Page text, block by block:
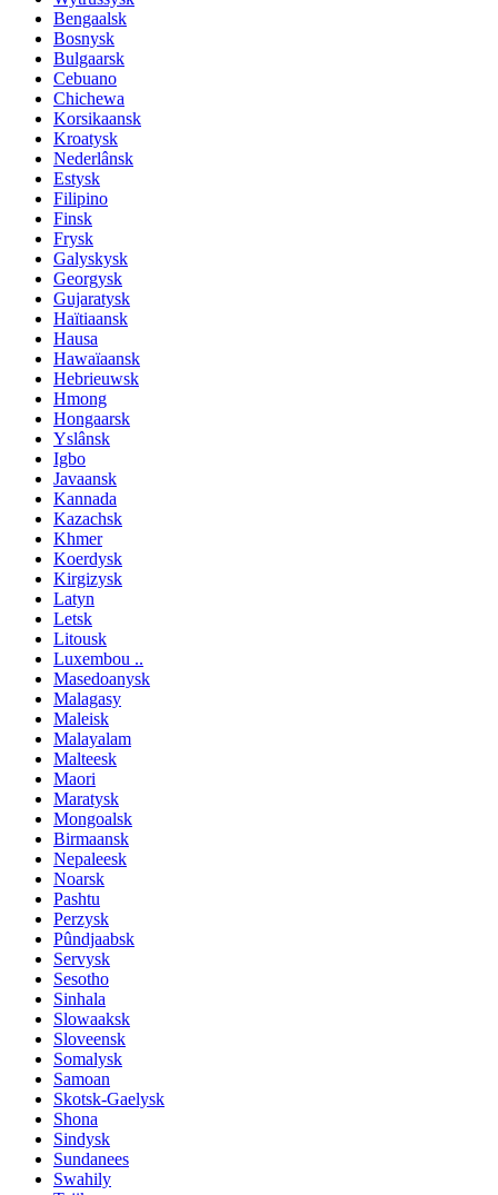
Bengaalsk
Bosnysk
Bulgaarsk
Cebuano
Chichewa
Korsikaansk
Kroatysk
Nederlânsk
Estysk
Filipino
Finsk
Frysk
Galyskysk
Georgysk
Gujaratysk
Haïtiaansk
Hausa
Hawaïaansk
Hebrieuwsk
Hmong
Hongaarsk
Yslânsk
Igbo
Javaansk
Kannada
Kazachsk
Khmer
Koerdysk
Kirgizysk
Latyn
Letsk
Litousk
Luxembou ..
Masedoanysk
Malagasy
Maleisk
Malayalam
Malteesk
Maori
Maratysk
Mongoalsk
Birmaansk
Nepaleesk
Noarsk
Pashtu
Perzysk
Pûndjaabsk
Servysk
Sesotho
Sinhala
Slowaaksk
Sloveensk
Somalysk
Samoan
Skotsk-Gaelysk
Shona
Sindysk
Sundanees
Swahily